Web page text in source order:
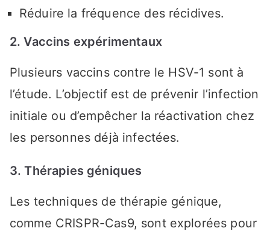
Réduire la fréquence des récidives.
2. Vaccins expérimentaux
Plusieurs vaccins contre le HSV-1 sont à
l’étude. L’objectif est de prévenir l’infection
initiale ou d’empêcher la réactivation chez
les personnes déjà infectées.
3. Thérapies géniques
Les techniques de thérapie génique,
comme CRISPR-Cas9, sont explorées pour